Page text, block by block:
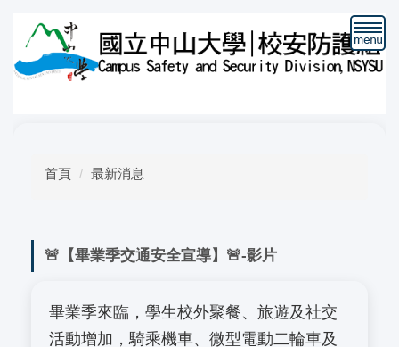
跳
到
主
首頁 最新消息
🚨【畢業季交通安全宣導】🚨-影片
畢業季來臨，學生校外聚餐、旅遊及社交
活動增加，騎乘機車、微型電動二輪車及